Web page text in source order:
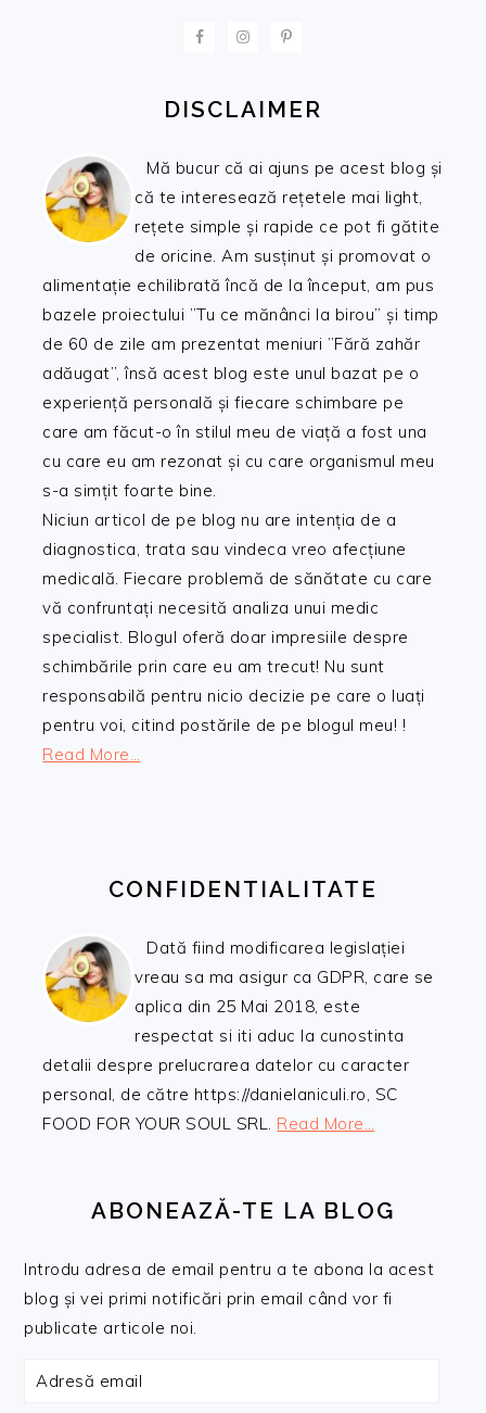
DISCLAIMER
Mă bucur că ai ajuns pe acest blog și
că te interesează rețetele mai light,
rețete simple și rapide ce pot fi gătite
de oricine. Am susținut și promovat o
alimentație echilibrată încă de la început, am pus
bazele proiectului ”Tu ce mănânci la birou” și timp
de 60 de zile am prezentat meniuri ”Fără zahăr
adăugat”, însă acest blog este unul bazat pe o
experiență personală și fiecare schimbare pe
care am făcut-o în stilul meu de viață a fost una
cu care eu am rezonat și cu care organismul meu
s-a simțit foarte bine.
Niciun articol de pe blog nu are intenția de a
diagnostica, trata sau vindeca vreo afecțiune
medicală. Fiecare problemă de sănătate cu care
vă confruntați necesită analiza unui medic
specialist. Blogul oferă doar impresiile despre
schimbările prin care eu am trecut! Nu sunt
responsabilă pentru nicio decizie pe care o luați
pentru voi, citind postările de pe blogul meu! !
Read More…
CONFIDENTIALITATE
Dată fiind modificarea legislației
vreau sa ma asigur ca GDPR, care se
aplica din 25 Mai 2018, este
respectat si iti aduc la cunostinta
detalii despre prelucrarea datelor cu caracter
personal, de către https://danielaniculi.ro, SC
FOOD FOR YOUR SOUL SRL. Read More…
ABONEAZĂ-TE LA BLOG
Introdu adresa de email pentru a te abona la acest
blog și vei primi notificări prin email când vor fi
publicate articole noi.
Adresă